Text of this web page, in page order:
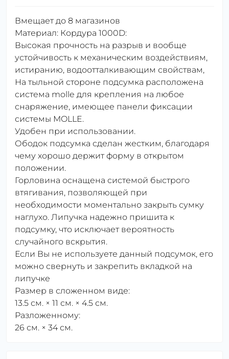
Вмещает до 8 магазинов
Материал: Кордура 1000D:
Высокая прочность на разрыв и вообще
устойчивость к механическим воздействиям,
истиранию, водоотталкивающим свойствам,
На тыльной стороне подсумка расположена
система molle для крепления на любое
снаряжение, имеющее панели фиксации
системы MOLLE.
Удобен при использовании.
Ободок подсумка сделан жестким, благодаря
чему хорошо держит форму в открытом
положении.
Горловина оснащена системой быстрого
втягивания, позволяющей при
необходимости моментально закрыть сумку
наглухо. Липучка надежно пришита к
подсумку, что исключает вероятность
случайного вскрытия.
Если Вы не используете данный подсумок, его
можно свернуть и закрепить вкладкой на
липучке
Размер в сложенном виде:
13.5 см. × 11 см. × 4.5 см.
Разложенному:
26 см. × 34 см.